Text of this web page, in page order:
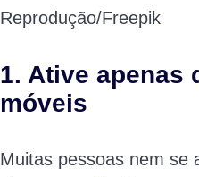
Reprodução/Freepik
1. Ative apenas
móveis
Muitas pessoas nem se